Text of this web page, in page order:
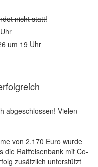
nicht statt!
um 19 Uhr
abgeschlossen! Vielen
von 2.170 Euro wurde
die Raiffeisenbank mit Co-
zusätzlich unterstützt